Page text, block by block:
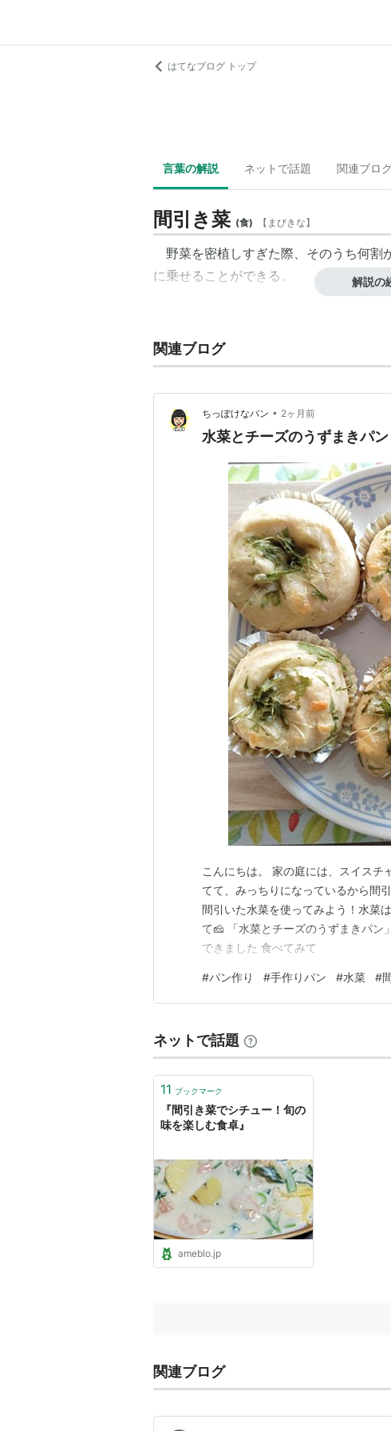
はてなブログ トップ
言葉の解説 ネットで話題 関連ブロ
間引き菜 (食) 【 まびきな】
野菜を密植しすぎた際、そのうち何割
に乗せることができる。
解説の
関連ブログ
ちっぽけなパン • 2ヶ月前
水菜とチーズのうずまきパ
こんにちは。 家の庭には、スイスチ
てて、みっちりになっているから間
間引いた水菜を使ってみよう！水菜
て🧀 「水菜とチーズのうずまきパン
できました 食べてみて
#パン作り #手作りパン #水菜 #
ネットで話題
11 ブックマーク
『間引き菜でシチュー！旬の
味を楽しむ食卓』
ameblo.jp
関連ブログ